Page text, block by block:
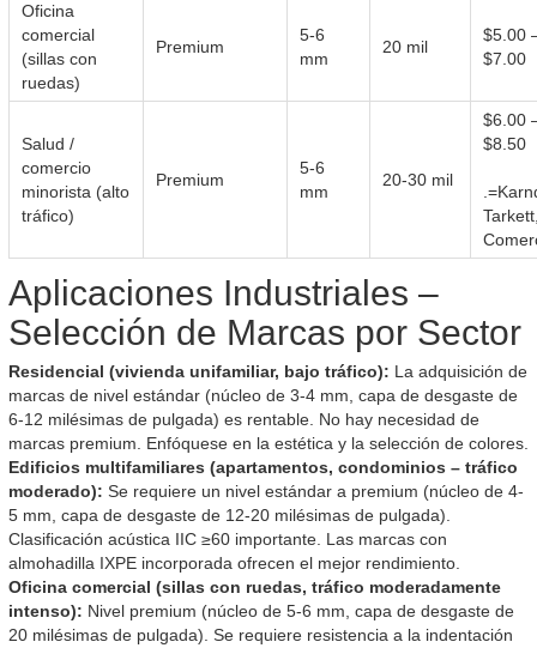
Oficina
comercial
(sillas con
ruedas)
Premium
5-6
mm
20 mil
$5.00
$7.00
Salud /
comercio
minorista (alto
tráfico)
Premium
5-6
mm
20-30 mil
$6.00
Aplicaciones Industriales –
Selección de Marcas por Sector
Residencial (vivienda unifamiliar, bajo tráfico): La adquisición de
marcas de nivel estándar (núcleo de 3-4 mm, capa de desgaste de
6-12 milésimas de pulgada) es rentable. No hay necesidad de
marcas premium. Enfóquese en la estética y la selección de colores.
Edificios multifamiliares (apartamentos, condominios – tráfico
moderado): Se requiere un nivel estándar a premium (núcleo de 4-
5 mm, capa de desgaste de 12-20 milésimas de pulgada).
Clasificación acústica IIC ≥60 importante. Las marcas con
almohadilla IXPE incorporada ofrecen el mejor rendimiento.
Oficina comercial (sillas con ruedas, tráfico moderadamente
intenso): Nivel premium (núcleo de 5-6 mm, capa de desgaste de
20 milésimas de pulgada). Se requiere resistencia a la indentación